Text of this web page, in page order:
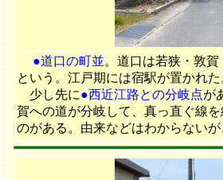
●道口の町並。道口は若狭・敦
という。江戸期には宿駅が置かれ
少し先に●西近江路との分岐点が
賀への道が分岐して、真っ直ぐ線
のがある。由来などはわからな